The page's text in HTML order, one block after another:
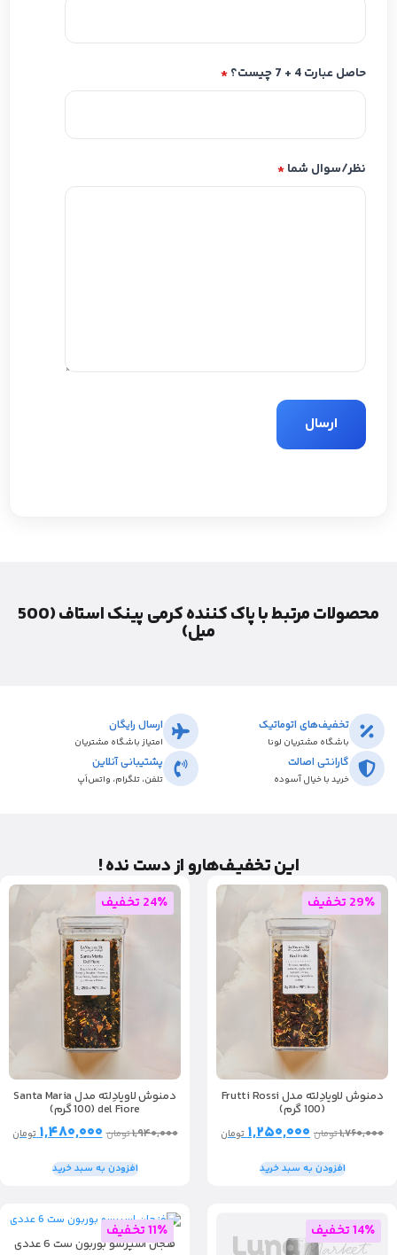
حاصل عبارت 4 + 7 چیست؟ *
نظر/سوال شما*
محصولات مرتبط با پاک کننده کرمی پینک استاف (500
میل)
تخفیف‌های اتوماتیک
باشگاه مشتریان لونا
ارسال رایگان
امتیاز باشگاه مشتریان
گارانتی اصالت
خرید با خیال آسوده
پشتیبانی آنلاین
تلفن، تلگرام، واتس‌اَپ
این تخفیـف‌هارو از دست نده !
29٪ تخفیف
دمنوش لاویادِلته مدل Frutti Rossi
(100 گرم)
۱,۷۶۰,۰۰۰تومان ۱,۲۵۰,۰۰۰تومان
افزودن به سبد خرید
24٪ تخفیف
دمنوش لاویادِلته مدل Santa Maria
del Fiore (100 گرم)
۱,۹۴۰,۰۰۰تومان ۱,۴۸۰,۰۰۰تومان
افزودن به سبد خرید
14٪ تخفیف 11٪ تخفیف
فنجان اسپرسو بوربون ست 6 عددی